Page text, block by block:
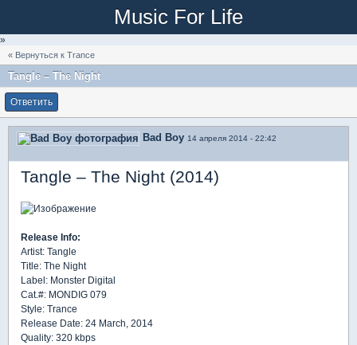
Music For Life
»
« Вернуться к Trance
Tangle – The Night
Ответить
Bad Boy 14 апреля 2014 - 22:42
Tangle – The Night (2014)
Release Info:
Artist: Tangle
Title: The Night
Label: Monster Digital
Cat.#: MONDIG 079
Style: Trance
Release Date: 24 March, 2014
Quality: 320 kbps